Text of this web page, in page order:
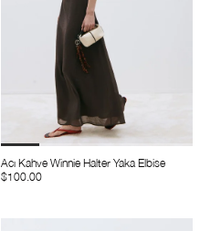
Acı Kahve Winnie Halter Yaka Elbise
$100.00